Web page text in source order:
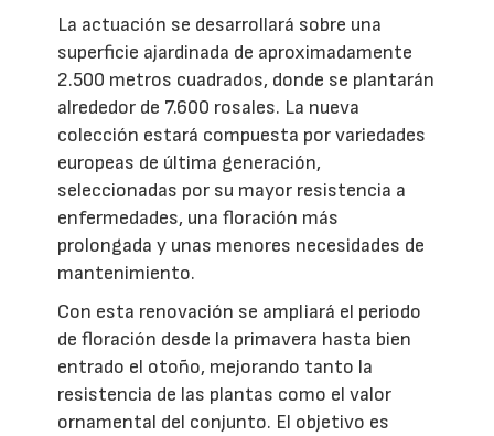
La actuación se desarrollará sobre una
superficie ajardinada de aproximadamente
2.500 metros cuadrados, donde se plantarán
alrededor de 7.600 rosales. La nueva
colección estará compuesta por variedades
europeas de última generación,
seleccionadas por su mayor resistencia a
enfermedades, una floración más
prolongada y unas menores necesidades de
mantenimiento.
Con esta renovación se ampliará el periodo
de floración desde la primavera hasta bien
entrado el otoño, mejorando tanto la
resistencia de las plantas como el valor
ornamental del conjunto. El objetivo es